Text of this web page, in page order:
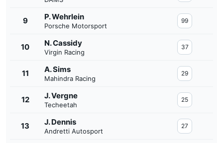
9 P. Wehrlein
Porsche Motorsport
99
10 N. Cassidy
Virgin Racing
37
11 A. Sims
Mahindra Racing
29
12 J. Vergne
Techeetah
25
13 J. Dennis
Andretti Autosport
27